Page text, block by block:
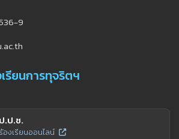
9
รียนการทุจริตฯ
.ป.ช.
องเรียนออนไลน์